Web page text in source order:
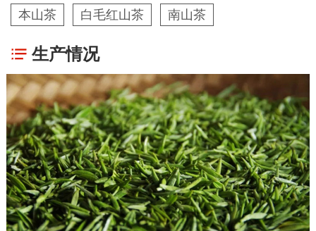
本山茶 白毛红山茶 南山茶
生产情况